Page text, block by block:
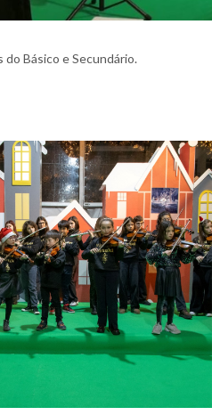
Básico e Secundário.